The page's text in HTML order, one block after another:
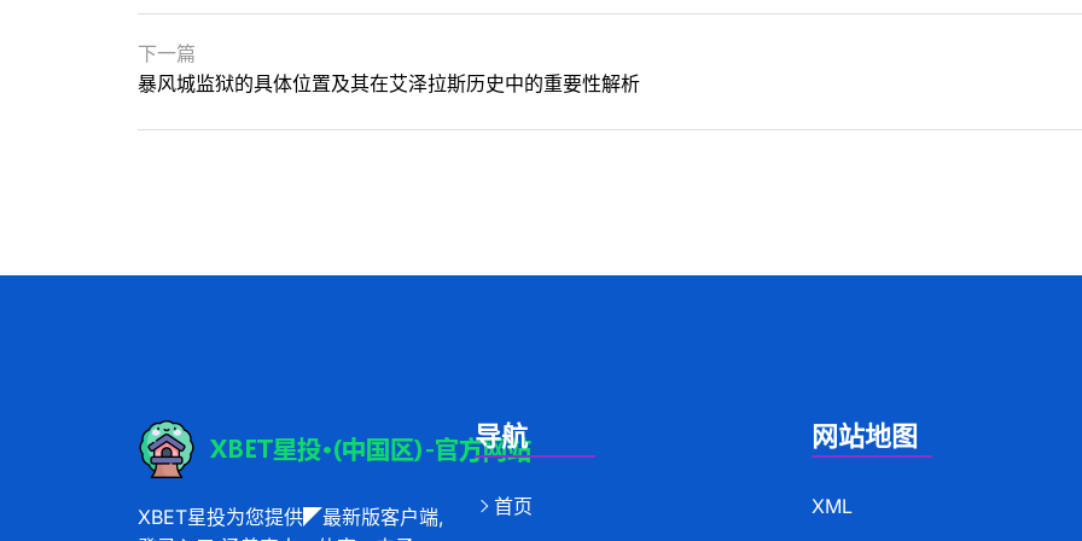
下一篇
暴风城监狱的具体位置及其在艾泽拉斯历史中的重要性解析
XBET星投为您提供◤最新版客户端,
导航
首页
网站地图
XML